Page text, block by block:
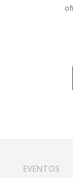
EVENTOS